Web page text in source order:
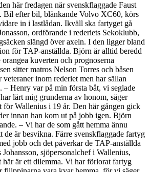
här fredagen när svenskflaggade Faust
Bil efter bil, blänkande Volvo XC60, körs
in i lastlådan. Ikväll ska fartyget gå
ordförande i rederiets Sekoklubb,
slängd över axeln. I den ligger bland
för TAP-anställda. Björn är alltid beredd
kuverten och prognoserna
sitter matros Nelson Torres och båsen
inom rederiet men har sällan
– Henry var på min första båt, vi seglade
lärt mig grunderna av honom, säger
för Wallenius i 19 år. Den här gången gick
innan han kom ut på jobb igen. Björn
– Vi har de som gått hemma ännu
de är besvikna. Färre svenskflaggade fartyg
jobb och det påverkar de TAP-anställda
sjöpersonalchef i Wallenius,
här är ett dilemma. Vi har förlorat fartyg